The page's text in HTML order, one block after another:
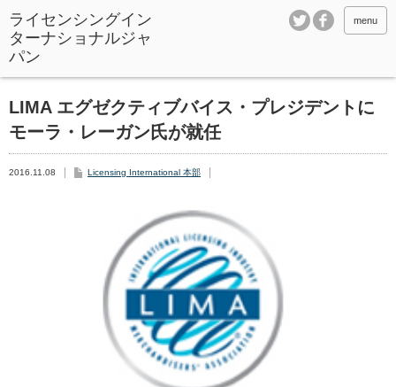
ライセンシングイン
ターナショナルジャ
パン
menu
LIMA エグゼクティブバイス・プレジデントに
モーラ・レーガン氏が就任
2016.11.08 Licensing International 本部